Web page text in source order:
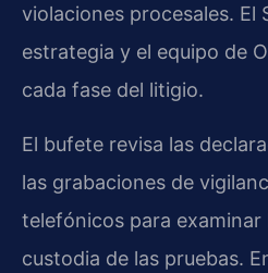
violaciones procesales. El
estrategia y el equipo de
cada fase del litigio.
El bufete revisa las
las grabaciones de
telefónicos para examinar
custodia de las pruebas.